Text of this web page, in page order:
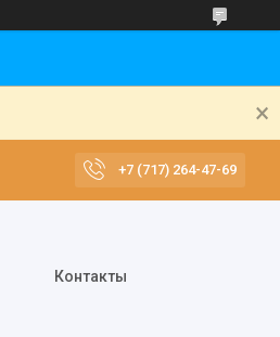
+7 (717) 264-47-69
Контакты